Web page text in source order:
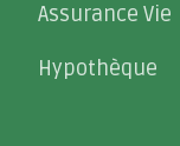
Assurance Vie
Hypothèque